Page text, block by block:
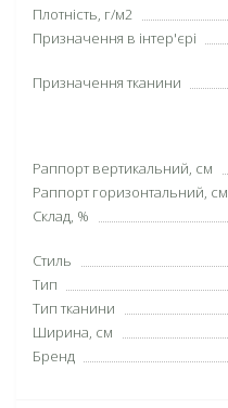
Плотність, г/м2
Призначення в інтер'єрі
Призначення тканини
Раппорт вертикальний, см
Раппорт горизонтальний, см
Склад, %
Стиль
Тип
Тип тканини
Ширина, см
Бренд